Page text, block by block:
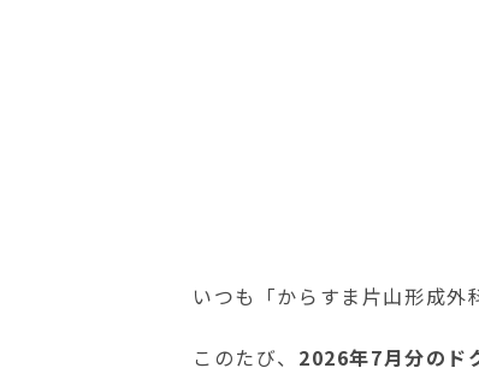
いつも「からすま片山形成外
このたび、 2026年7月分のド